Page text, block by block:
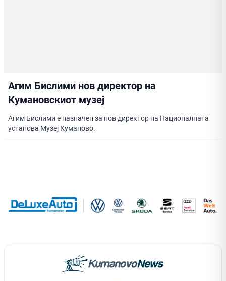
Агим Бислими нов директор на
Кумановскиот музеј
Агим Бислими е назначен за нов директор на Националната
установа Музеј Куманово.